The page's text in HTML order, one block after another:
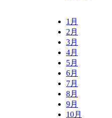
1月
2月
3月
4月
5月
6月
7月
8月
9月
10月